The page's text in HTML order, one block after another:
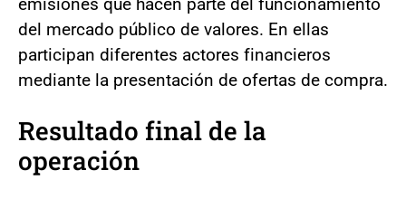
del mercado público de valores. En ellas
participan diferentes actores financieros
mediante la presentación de ofertas de compra.
Resultado final de la
operación